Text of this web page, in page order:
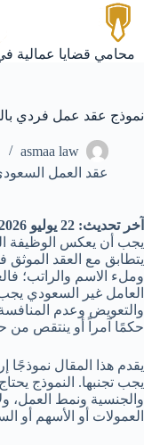
التجاوز
إلى
المحتوى
محامي قضايا عمالية
نموذج عقد عمل فردي
asmaa law
عقد العمل
آخر تحديث: 22 يوليو 2026.
يجب أن يعكس الوظيفة
يتطابق مع العقد
وملء الاسم والراتب؛
العامل غير السعودي
والتعويض وعدم
حكمًا آمراً أو ينتقص من
يقدم هذا المقال نموذجًا
يجب تجنبها. النموذج
والجنسية ونمط العمل،
العمولات أو الأسهم أو